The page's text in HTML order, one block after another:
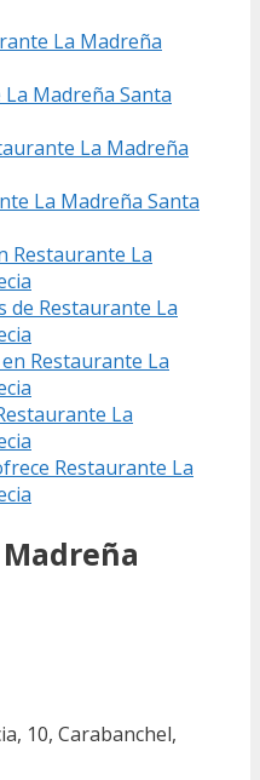
La Madreña
Madreña Santa
La Madreña
La Madreña Santa
Restaurante La
de Restaurante La
Restaurante La
La
Restaurante La
10, Carabanchel,